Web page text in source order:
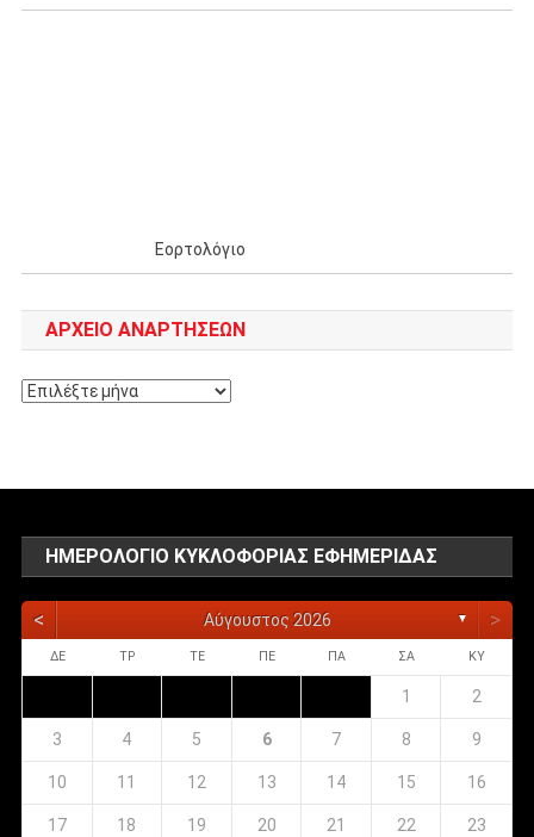
Εορτολόγιο
ΑΡΧΕΊΟ ΑΝΑΡΤΉΣΕΩΝ
Αρχείο
ΗΜΕΡΟΛΌΓΙΟ ΚΥΚΛΟΦΟΡΊΑΣ ΕΦΗΜΕΡΊΔΑΣ
< Αύγουστος 2026 ▼ >
ΔΕ ΤΡ ΤΕ ΠΕ ΠΑ ΣΑ ΚΥ
1 2
3 4 5 6 7 8 9
10 11 12 13 14 15 16
17 18 19 20 21 22 23